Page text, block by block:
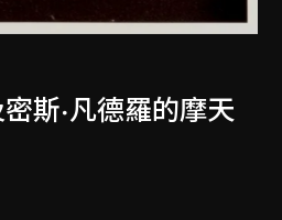
斯·凡德羅的摩天